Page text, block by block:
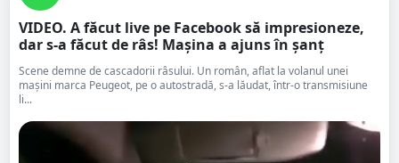
VIDEO. A făcut live pe Facebook să impresioneze,
dar s-a făcut de râs! Mașina a ajuns în șanț
Scene demne de cascadorii râsului. Un român, aflat la volanul unei
mașini marca Peugeot, pe o autostradă, s-a lăudat, într-o transmisiune
li...